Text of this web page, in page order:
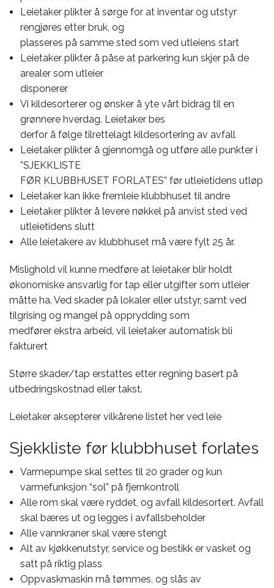
Leietaker plikter å sørge for at inventar og utstyr
rengjøres etter bruk, og
plasseres på samme sted som ved utleiens start
Leietaker plikter å påse at parkering kun skjer på de
arealer som utleier
disponerer
Vi kildesorterer og ønsker å yte vårt bidrag til en
grønnere hverdag. Leietaker bes
derfor å følge tilrettelagt kildesortering av avfall
Leietaker plikter å gjennomgå og utføre alle punkter i
”SJEKKLISTE
FØR KLUBBHUSET FORLATES” før utleietidens utløp
Leietaker kan ikke fremleie klubbhuset til andre
Leietaker plikter å levere nøkkel på anvist sted ved
utleietidens slutt
Alle leietakere av klubbhuset må være fylt 25 år.
Mislighold vil kunne medføre at leietaker blir holdt
økonomiske ansvarlig for tap eller utgifter som utleier
måtte ha. Ved skader på lokaler eller utstyr, samt ved
tilgrising og mangel på opprydding som
medfører ekstra arbeid, vil leietaker automatisk bli
fakturert
Større skader/tap erstattes etter regning basert på
utbedringskostnad eller takst.
Leietaker aksepterer vilkårene listet her ved leie
Sjekkliste før klubbhuset forlates
Varmepumpe skal settes til 20 grader og kun
varmefunksjon “sol” på fjernkontroll
Alle rom skal være ryddet, og avfall kildesortert. Avfall
skal bæres ut og legges i avfallsbeholder
Alle vannkraner skal være stengt
Alt av kjøkkenutstyr, service og bestikk er vasket og
satt på riktig plass
Oppvaskmaskin må tømmes, og slås av